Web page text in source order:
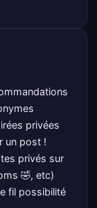
privées
un post !
privés sur
🤣, etc)
fil possibilité